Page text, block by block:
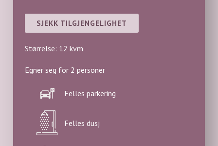
SJEKK TILGJENGELIGHET
Størrelse: 12 kvm
Egner seg for 2 personer
Felles parkering
Felles dusj